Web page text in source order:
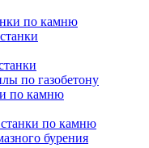
по камню
по газобетону
по камню
по камню
бурения